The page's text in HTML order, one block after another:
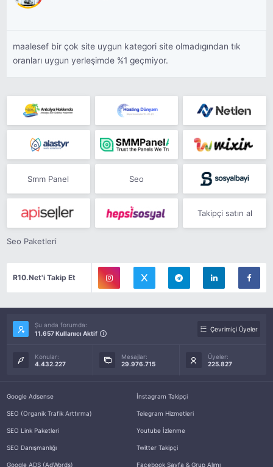
maalesef bir çok site uygun kategori site olmadıgından tık
oranları uygun yerleşimde %1 geçmiyor.
Smm Panel Seo
Takipçi satın al
Seo Paketleri
R10.Net'i Takip Et
Şu anda forumda:
11.657 Kullanıcı Aktif
Çevrimiçi Üyeler
Konular:
4.432.227
Mesajlar:
29.976.715
Üyeler:
225.827
Google Adsense
SEO (Organik Trafik Arttırma)
SEO Link Paketleri
SEO Danışmanlığı
Google ADS (AdWords)
İnstagram Takipçi
Telegram Hizmetleri
Youtube İzlenme
Twitter Takipçi
Facebook Sayfa & Grup Alımı